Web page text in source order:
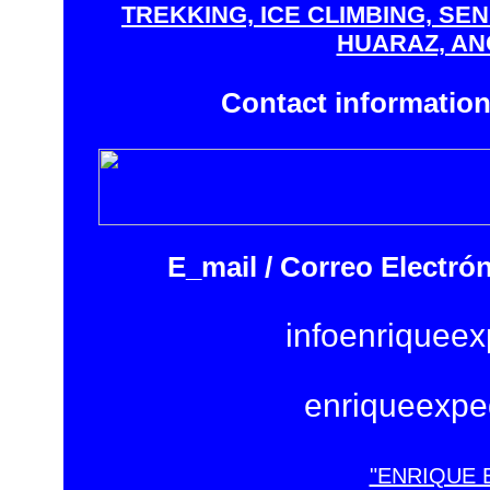
TREKKING, ICE CLIMBING,
HUARAZ,
Contact
E_mail / Correo
"ENRIQUE